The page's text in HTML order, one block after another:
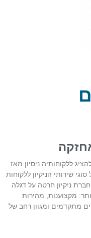
ללקוחותיה ניסיון מאז
כל סוגי שירותי הניקיון ללקוחות
ניקיון חרטה על דגלה
מקצוענות, מהירות
מתקדמים ומגוון רחב של